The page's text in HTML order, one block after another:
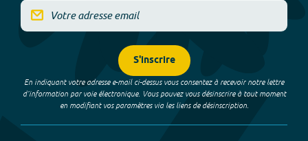
S'inscrire
En indiquant votre adresse e-mail ci-dessus vous consentez à recevoir notre lettre
d’information par voie électronique. Vous pouvez vous désinscrire à tout moment
en modifiant vos paramètres via les liens de désinscription.